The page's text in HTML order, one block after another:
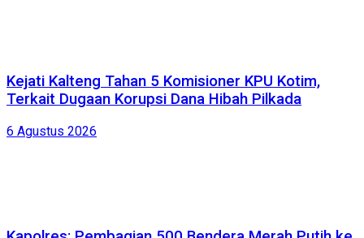
Kejati Kalteng Tahan 5 Komisioner KPU Kotim,
Terkait Dugaan Korupsi Dana Hibah Pilkada
6 Agustus 2026